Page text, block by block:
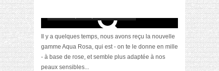
Il y a quelques temps, nous avons reçu la nouvelle
gamme Aqua Rosa, qui est - on te le donne en mille
- à base de rose, et semble plus adaptée à nos
peaux sensibles...